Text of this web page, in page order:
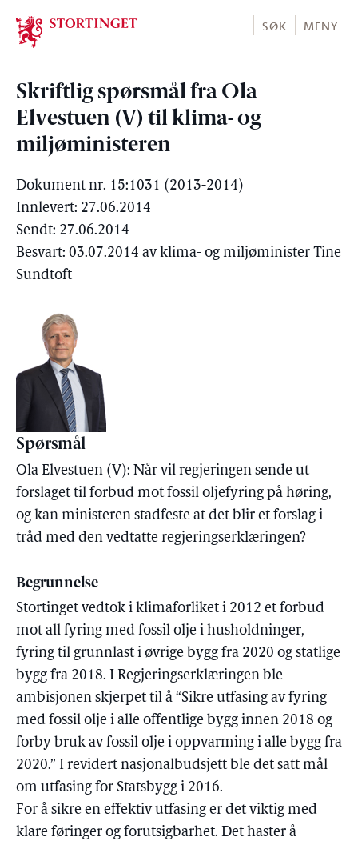
Stortinget.no
SØK MENY
Skriftlig spørsmål fra Ola
Elvestuen (V) til klima- og
miljøministeren
Dokument nr. 15:1031 (2013-2014)
Innlevert: 27.06.2014
Sendt: 27.06.2014
Besvart: 03.07.2014 av klima- og miljøminister Tine
Sundtoft
Spørsmål
Ola Elvestuen (V): Når vil regjeringen sende ut
forslaget til forbud mot fossil oljefyring på høring,
og kan ministeren stadfeste at det blir et forslag i
tråd med den vedtatte regjeringserklæringen?
Begrunnelse
Stortinget vedtok i klimaforliket i 2012 et forbud
mot all fyring med fossil olje i husholdninger,
fyring til grunnlast i øvrige bygg fra 2020 og statlige
bygg fra 2018. I Regjeringserklæringen ble
ambisjonen skjerpet til å “Sikre utfasing av fyring
med fossil olje i alle offentlige bygg innen 2018 og
forby bruk av fossil olje i oppvarming i alle bygg fra
2020.” I revidert nasjonalbudsjett ble det satt mål
om utfasing for Statsbygg i 2016.
For å sikre en effektiv utfasing er det viktig med
klare føringer og forutsigbarhet. Det haster å